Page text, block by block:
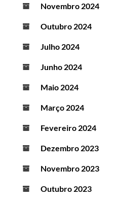
Novembro 2024
Outubro 2024
Julho 2024
Junho 2024
Maio 2024
Março 2024
Fevereiro 2024
Dezembro 2023
Novembro 2023
Outubro 2023